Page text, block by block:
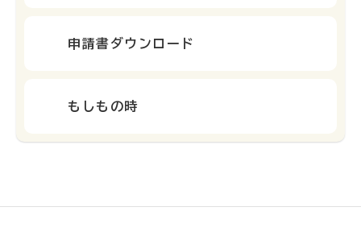
申請書ダウンロード
もしもの時